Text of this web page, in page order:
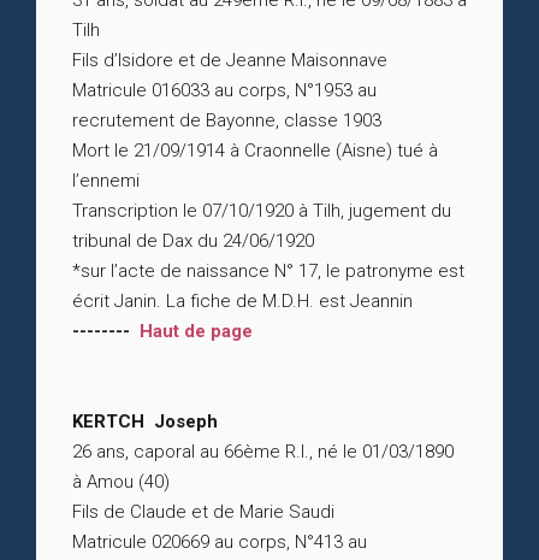
Tilh
Fils d’Isidore et de Jeanne Maisonnave
Matricule 016033 au corps, N°1953 au
recrutement de Bayonne, classe 1903
Mort le 21/09/1914 à Craonnelle (Aisne) tué à
l’ennemi
Transcription le 07/10/1920 à Tilh, jugement du
tribunal de Dax du 24/06/1920
*sur l’acte de naissance N° 17, le patronyme est
écrit Janin. La fiche de M.D.H. est Jeannin
-------- Haut de page
KERTCH Joseph
26 ans, caporal au 66ème R.I., né le 01/03/1890
à Amou (40)
Fils de Claude et de Marie Saudi
Matricule 020669 au corps, N°413 au